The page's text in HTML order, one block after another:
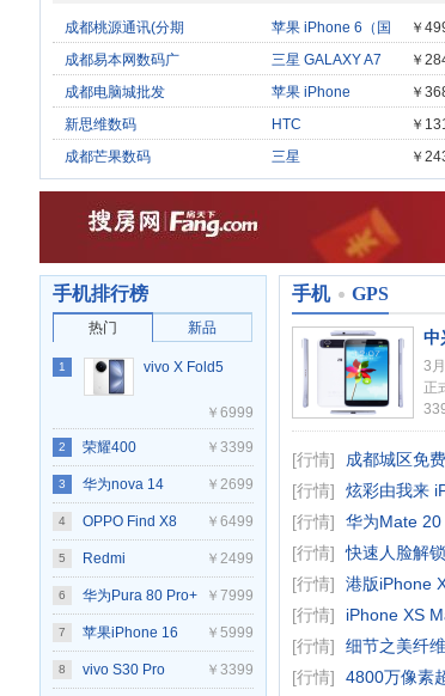
成都桃源通讯(分期
苹果 iPhone 6（国
际
￥
成都易本网数码广
三星 GALAXY A7
（A
￥
成都电脑城批发
苹果 iPhone
5S（双
￥
新思维数码
HTC
T3333（Touch 2
￥
成都芒果数码
三星
E110S（Celox）
￥
手机排行榜
热门 新品
vivo X Fold5
1
￥6999
荣耀400
Pro(12GB/256GB)
2 ￥3399
华为nova 14
3 ￥2699
OPPO Find X8
Ultra(12GB/256GB)
4 ￥6499
Redmi
K80(12GB/256GB)
5 ￥2499
华为Pura 80 Pro+
6 ￥7999
苹果iPhone 16
7 ￥5999
vivo S30 Pro
8 ￥3399
手机 GPS
中
3
正
成都城区免
[行情]
炫彩由我来
[行情]
华为Mate
[行情]
快速人脸解
[行情]
港版iPhone
[行情]
iPhone XS
[行情]
细节之美纤
[行情]
4800万像素
[行情]